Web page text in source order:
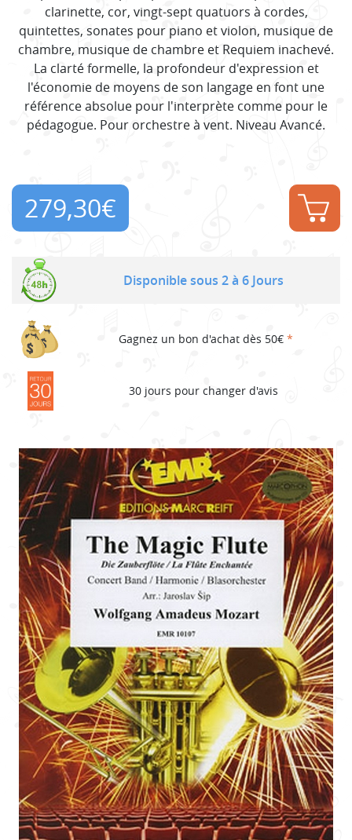
clarinette, cor, vingt-sept quatuors à cordes,
quintettes, sonates pour piano et violon, musique de
chambre, musique de chambre et Requiem inachevé.
La clarté formelle, la profondeur d'expression et
l'économie de moyens de son langage en font une
référence absolue pour l'interprète comme pour le
pédagogue. Pour orchestre à vent. Niveau Avancé.
279,30€
Disponible sous 2 à 6 Jours
Gagnez un bon d'achat dès 50€ *
30 jours pour changer d'avis